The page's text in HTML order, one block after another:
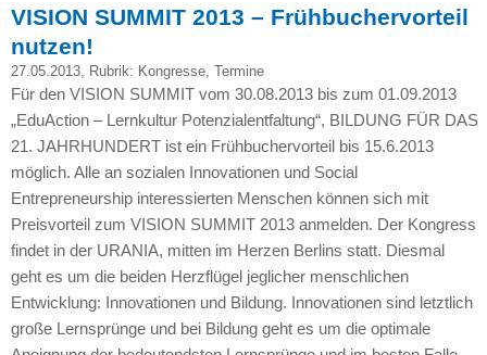
VISION SUMMIT 2013 – Frühbuchervorteil
nutzen!
27.05.2013, Rubrik: Kongresse, Termine
Für den VISION SUMMIT vom 30.08.2013 bis zum 01.09.2013
„EduAction – Lernkultur Potenzialentfaltung“, BILDUNG FÜR DAS
21. JAHRHUNDERT ist ein Frühbuchervorteil bis 15.6.2013
möglich. Alle an sozialen Innovationen und Social
Entrepreneurship interessierten Menschen können sich mit
Preisvorteil zum VISION SUMMIT2013 anmelden. Der Kongress
findet in der URANIA, mitten im Herzen Berlins statt. Diesmal
geht es um die beiden Herzflügel jeglicher menschlichen
Entwicklung: Innovationen und Bildung. Innovationen sind letztlich
große Lernsprünge und bei Bildung geht es um die optimale